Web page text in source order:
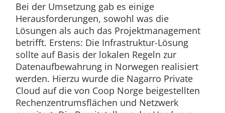
Bei der Umsetzung gab es einige
Herausforderungen, sowohl was die
Lösungen als auch das Projektmanagement
betrifft. Erstens: Die Infrastruktur-Lösung
sollte auf Basis der lokalen Regeln zur
Datenaufbewahrung in Norwegen realisiert
werden. Hierzu wurde die Nagarro Private
Cloud auf die von Coop Norge beigestellten
Rechenzentrumsflächen und Netzwerk